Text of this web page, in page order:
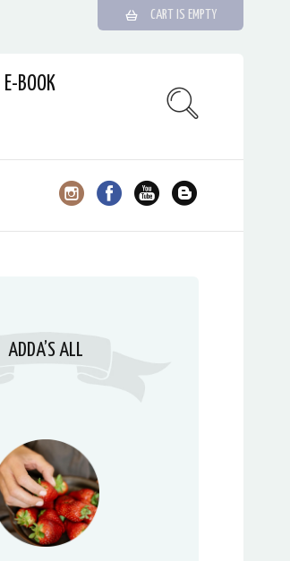
CART IS EMPTY
E-BOOK
ADDA’S ALL